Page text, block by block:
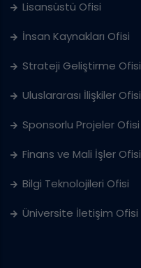
Lisansüstü Ofisi
İnsan Kaynakları Ofisi
Strateji Geliştirme Ofisi
Uluslararası İlişkiler Ofisi
Sponsorlu Projeler Ofisi
Finans ve Mali İşler Ofisi
Bilgi Teknolojileri Ofisi
Üniversite İletişim Ofisi